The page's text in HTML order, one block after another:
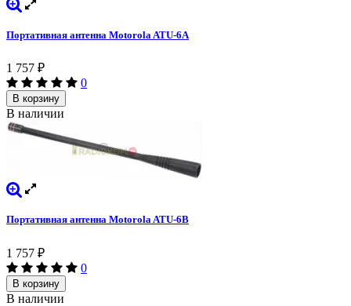
Портативная антенна Motorola ATU-6A
1 757 ₽
0
В корзину
В наличии
Портативная антенна Motorola ATU-6B
1 757 ₽
0
В корзину
В наличии